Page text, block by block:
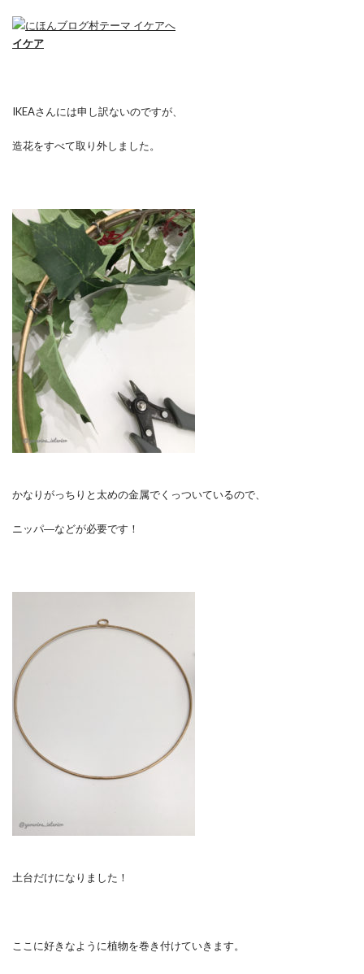
イケア
IKEAさんには申し訳ないのですが、
造花をすべて取り外しました。
かなりがっちりと太めの金属でくっついているので、
ニッパ―などが必要です！
土台だけになりました！
ここに好きなように植物を巻き付けていきます。